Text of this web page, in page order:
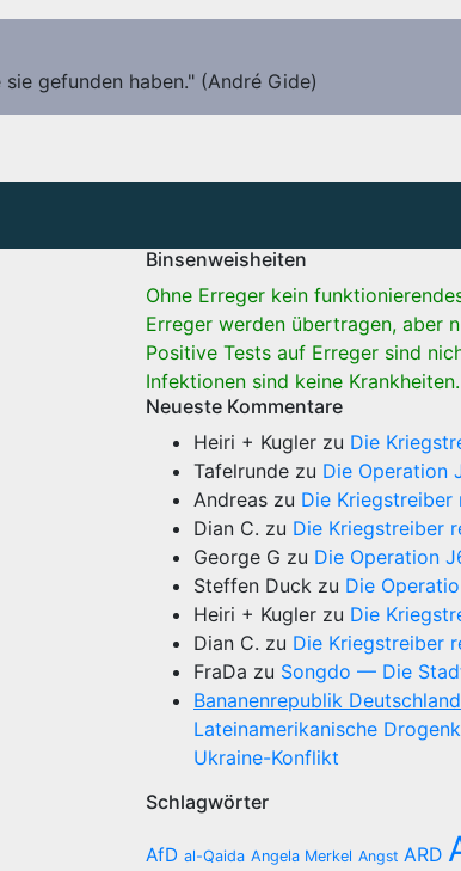
gefunden haben." (André Gide)
Binsenweisheiten
Ohne Erreger kein
Erreger werden übertragen, aber
Positive Tests auf Erreger sind
Infektionen sind keine Krankheiten.
Neueste Kommentare
Heiri + Kugler zu Die
Tafelrunde zu Die Operation
Andreas zu Die Kriegstreiber
Dian C. zu Die Kriegstreiber
George G zu Die Operation
Steffen Duck zu Die
Heiri + Kugler zu Die
Dian C. zu Die Kriegstreiber
FraDa zu Songdo — Die
Bananenrepublik
Lateinamerikanische
Ukraine-Konflikt
Schlagwörter
AfD al-Qaida Angela Merkel Angst ARD